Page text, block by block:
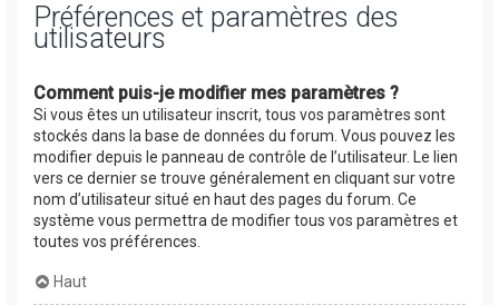
Préférences et paramètres des
utilisateurs
Comment puis-je modifier mes paramètres ?
Si vous êtes un utilisateur inscrit, tous vos paramètres sont
stockés dans la base de données du forum. Vous pouvez les
modifier depuis le panneau de contrôle de l’utilisateur. Le lien
vers ce dernier se trouve généralement en cliquant sur votre
nom d’utilisateur situé en haut des pages du forum. Ce
système vous permettra de modifier tous vos paramètres et
toutes vos préférences.
Haut